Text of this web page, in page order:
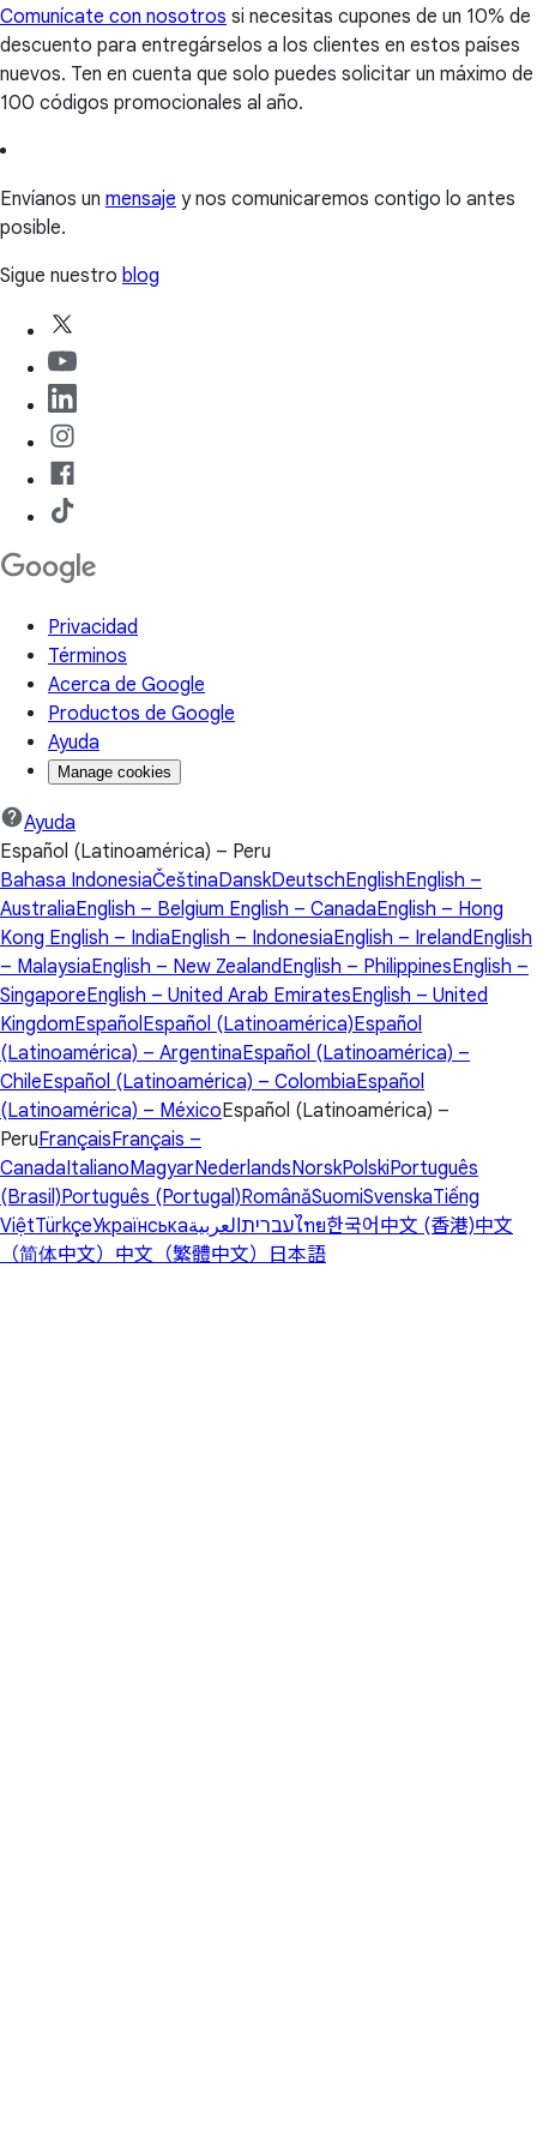
Comunícate con nosotros si necesitas cupones de un 10% de
descuento para entregárselos a los clientes en estos países
nuevos. Ten en cuenta que solo puedes solicitar un máximo de
100 códigos promocionales al año.
Envíanos un mensaje y nos comunicaremos contigo lo antes
posible.
Sigue nuestro blog
Privacidad
Términos
Acerca de Google
Productos de Google
Ayuda
Manage cookies
Ayuda
Español (Latinoamérica) – Peru
Bahasa IndonesiaČeštinaDanskDeutschEnglishEnglish –
AustraliaEnglish – Belgium English – CanadaEnglish – Hong
Kong English – IndiaEnglish – IndonesiaEnglish – IrelandEnglish
– MalaysiaEnglish – New ZealandEnglish – PhilippinesEnglish –
SingaporeEnglish – United Arab EmiratesEnglish – United
KingdomEspañolEspañol (Latinoamérica)Español
(Latinoamérica) – ArgentinaEspañol (Latinoamérica) –
ChileEspañol (Latinoamérica) – ColombiaEspañol
(Latinoamérica) – MéxicoEspañol (Latinoamérica) –
PeruFrançaisFrançais –
CanadaItalianoMagyarNederlandsNorskPolskiPortuguês
(Brasil)Português (Portugal)RomânăSuomiSvenskaTiếng
ViệtTürkçeУкраїнська עבריתالعربية ไทย한국어 中文 (香港)中文
（简体中文） 中文（繁體中文） 日本語